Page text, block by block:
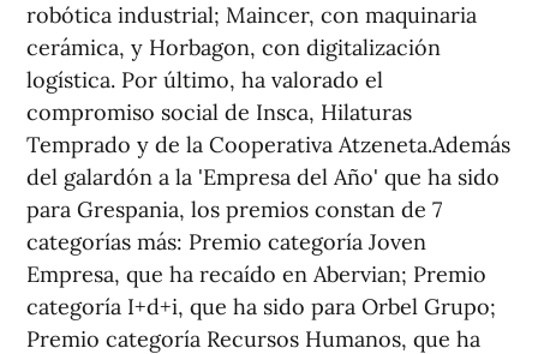
robótica industrial; Maincer, con maquinaria
cerámica, y Horbagon, con digitalización
logística. Por último, ha valorado el
compromiso social de Insca, Hilaturas
Temprado y de la Cooperativa Atzeneta.Además
del galardón a la 'Empresa del Año' que ha sido
para Grespania, los premios constan de 7
categorías más: Premio categoría Joven
Empresa, que ha recaído en Abervian; Premio
categoría I+d+i, que ha sido para Orbel Grupo;
Premio categoría Recursos Humanos, que ha